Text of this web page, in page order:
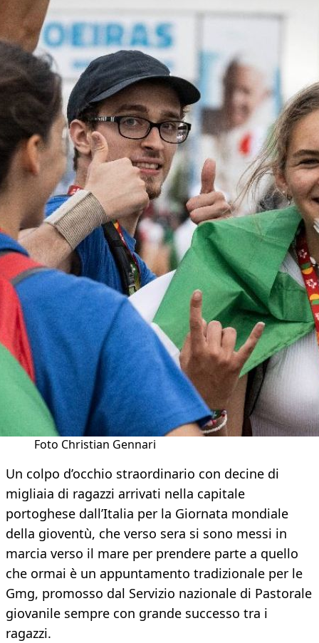
Foto Christian Gennari
Un colpo d’occhio straordinario con decine di
migliaia di ragazzi arrivati nella capitale
portoghese dall’Italia per la Giornata mondiale
della gioventù, che verso sera si sono messi in
marcia verso il mare per prendere parte a quello
che ormai è un appuntamento tradizionale per le
Gmg, promosso dal Servizio nazionale di Pastorale
giovanile sempre con grande successo tra i
ragazzi.